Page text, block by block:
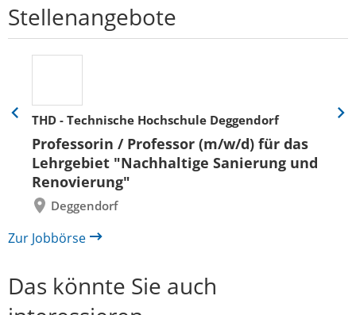
Stellenangebote
THD - Technische Hochschule Deggendorf
Professorin / Professor (m/w/d) für das
Lehrgebiet "Nachhaltige Sanierung und
Renovierung"
Deggendorf
Eine
zurück
Eine
Zur Jobbörse
Das könnte Sie auch